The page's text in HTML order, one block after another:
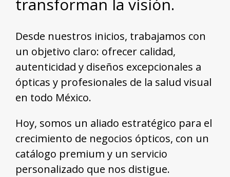
transforman la visión.
Desde nuestros inicios, trabajamos con
un objetivo claro: ofrecer calidad,
autenticidad y diseños excepcionales a
ópticas y profesionales de la salud visual
en todo México.
Hoy, somos un aliado estratégico para el
crecimiento de negocios ópticos, con un
catálogo premium y un servicio
personalizado que nos distigue.